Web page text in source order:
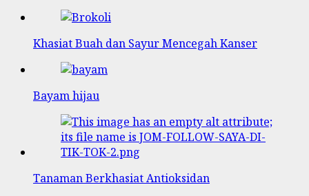
Khasiat Buah dan Sayur Mencegah Kanser
Bayam hijau
Tanaman Berkhasiat Antioksidan